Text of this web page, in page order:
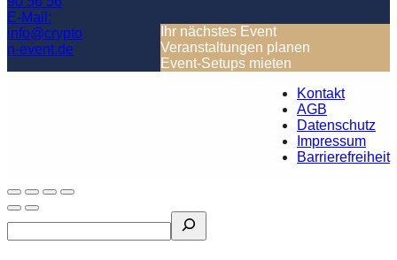
E-Mail:
info@crypto
n-event.de
Ihr nächstes Event
Veranstaltungen planen
Event-Setups mieten
Kontakt
AGB
Datenschutz
Impressum
Barrierefreiheit